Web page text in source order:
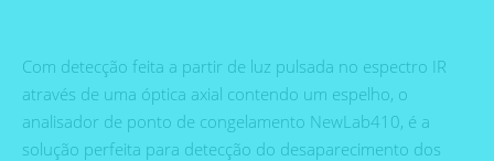
Com detecção feita a partir de luz pulsada no espectro IR
através de uma óptica axial contendo um espelho, o
analisador de ponto de congelamento NewLab410, é a
solução perfeita para detecção do desaparecimento dos